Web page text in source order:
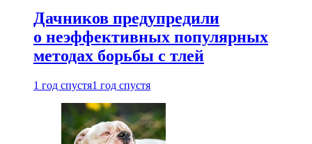
Дачников предупредили
о неэффективных популярных
методах борьбы с тлей
1 год спустя1 год спустя